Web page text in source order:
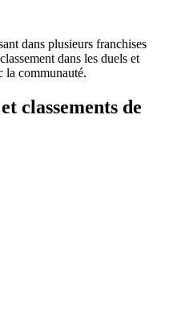
dans plusieurs franchises
dans les duels et
la communauté.
classements de